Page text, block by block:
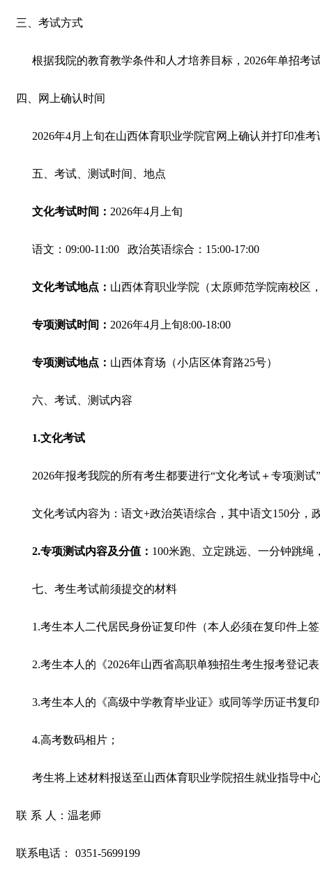
三、考试方式
根据我院的教育教学条件和人才培养目标， 2026年单招考
四、网上确认时间
2026年4月上旬在山西体育职业学院官网上确认并打印准考
五、考试、测试时间、地点
文化考试时间 ：2026年4月上旬
语文： 09:00-11:00 政治英语综合：15:00-17:00
文化考试地点： 山西体育职业学院（太原师范学院南校区
专项测试时间：2026年4月上旬8:00-18:00
专项测试地点： 山西体育场（小店区体育路25号）
六、考试、测试内容
1.文化考试
2026年报考我院的所有考生都要进行“文化考试＋专项测试
文化考试内容为：语文+政治英语综合，其中语文150分，
2.专项测试内容及分值： 100米跑、立定跳远、一分钟跳绳
七、考生考试前须提交的材料
1.考生本人二代居民身份证复印件（本人必须在复印件上签
2.考生本人的《2026年山西省高职单独招生考生报考登记
3.考生本人的《高级中学教育毕业证》或同等学历证书复
4.高考数码相片；
考生将上述材料报送至山西体育职业学院招生就业指导中
联 系 人：温老师
联系电话： 0351-5699199